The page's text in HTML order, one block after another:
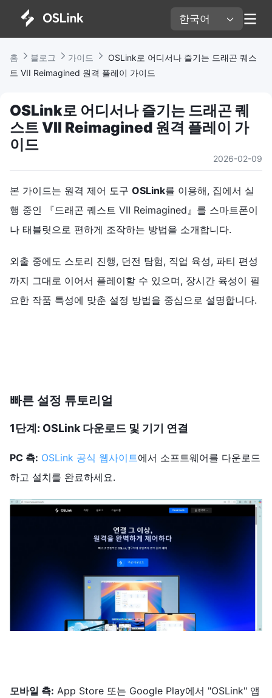
한국어
홈 블로그 가이드
OSLink로 어디서나 즐기는 드래곤 퀘스
트 VII Reimagined 원격 플레이 가이드
OSLink로 어디서나 즐기는 드래곤 퀘
스트 VII Reimagined 원격 플레이 가
이드
2026-02-09
본 가이드는 원격 제어 도구 OSLink를 이용해, 집에서 실
행 중인 『드래곤 퀘스트 VII Reimagined』를 스마트폰이
나 태블릿으로 편하게 조작하는 방법을 소개합니다.
외출 중에도 스토리 진행, 던전 탐험, 직업 육성, 파티 편성
까지 그대로 이어서 플레이할 수 있으며, 장시간 육성이 필
요한 작품 특성에 맞춘 설정 방법을 중심으로 설명합니다.
빠른 설정 튜토리얼
1단계: OSLink 다운로드 및 기기 연결
PC 측: OSLink 공식 웹사이트에서 소프트웨어를 다운로드
하고 설치를 완료하세요.
모바일 측: App Store 또는 Google Play에서 "OSLink" 앱